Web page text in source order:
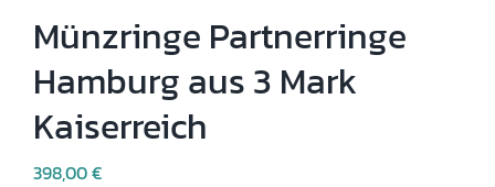
Münzringe Partnerringe
Hamburg aus 3 Mark
Kaiserreich
398,00€